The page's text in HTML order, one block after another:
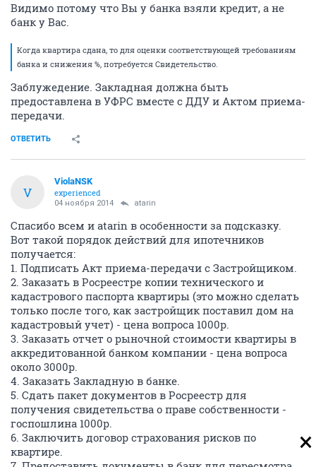
Видимо потому что Вы у банка взяли кредит, а не
банк у Вас.
Когда квартира сдана, то для оценки соответствующей требованиям
банка и снижения %, потребуется Свидетельство.
Заблужедение. Закладная должна быть
предоставлена в УФРС вместе с ДДУ и Актом приема-
передачи.
ОТВЕТИТЬ
V
ViolaNSK
experienced
04 ноября 2014 atarin
Спасибо всем и atarin в особенности за подсказку.
Вот такой порядок действий для ипотечников
получается:
1. Подписать Акт приема-передачи с Застройщиком.
2. Заказать в Росреестре копии технического и
кадастрового паспорта квартиры (это можно сделать
только после того, как застройщик поставил дом на
кадастровый учет) - цена вопроса 1000р.
3. Заказать отчет о рыночной стоимости квартиры в
аккредитованной банком компании - цена вопроса
около 3000р.
4. Заказать Закладную в банке.
5. Сдать пакет документов в Росреестр для
получения свидетельства о праве собственности -
госпошлина 1000р.
6. Заключить договор страхования рисков по
квартире.